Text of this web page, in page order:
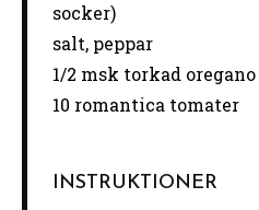
socker)
salt, peppar
1/2 msk torkad oregano
10 romantica tomater
INSTRUKTIONER